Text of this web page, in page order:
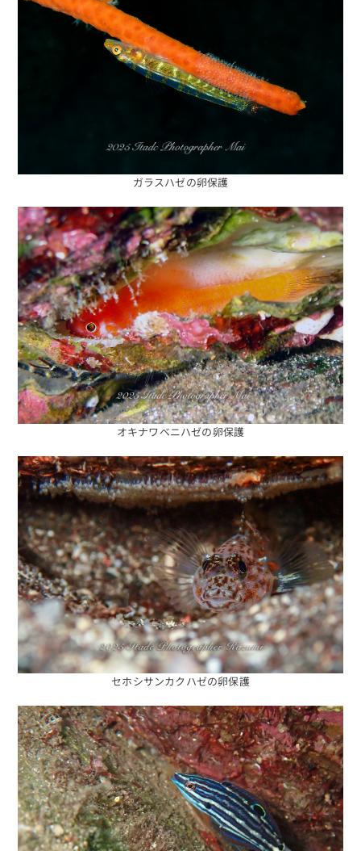
ガラスハゼの卵保護
オキナワベニハゼの卵保護
セホシサンカクハゼの卵保護